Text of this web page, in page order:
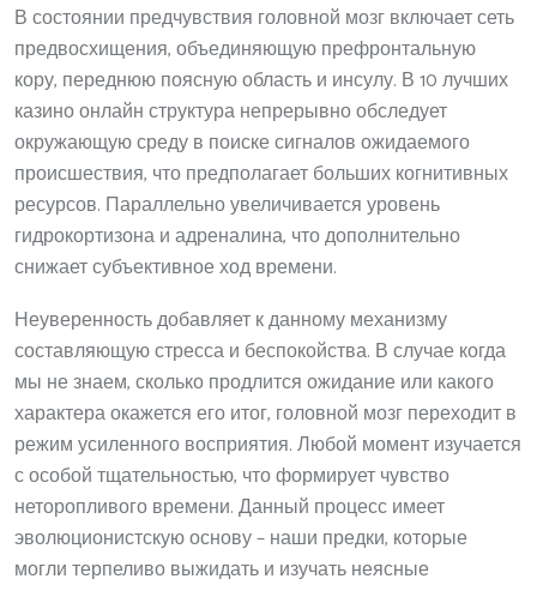
В состоянии предчувствия головной мозг включает сеть
предвосхищения, объединяющую префронтальную
кору, переднюю поясную область и инсулу. В 10 лучших
казино онлайн структура непрерывно обследует
окружающую среду в поиске сигналов ожидаемого
происшествия, что предполагает больших когнитивных
ресурсов. Параллельно увеличивается уровень
гидрокортизона и адреналина, что дополнительно
снижает субъективное ход времени.
Неуверенность добавляет к данному механизму
составляющую стресса и беспокойства. В случае когда
мы не знаем, сколько продлится ожидание или какого
характера окажется его итог, головной мозг переходит в
режим усиленного восприятия. Любой момент изучается
с особой тщательностью, что формирует чувство
неторопливого времени. Данный процесс имеет
эволюционистскую основу – наши предки, которые
могли терпеливо выжидать и изучать неясные